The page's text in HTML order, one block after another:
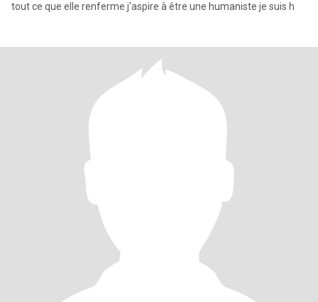
tout ce que elle renferme j'aspire à être une humaniste je suis h